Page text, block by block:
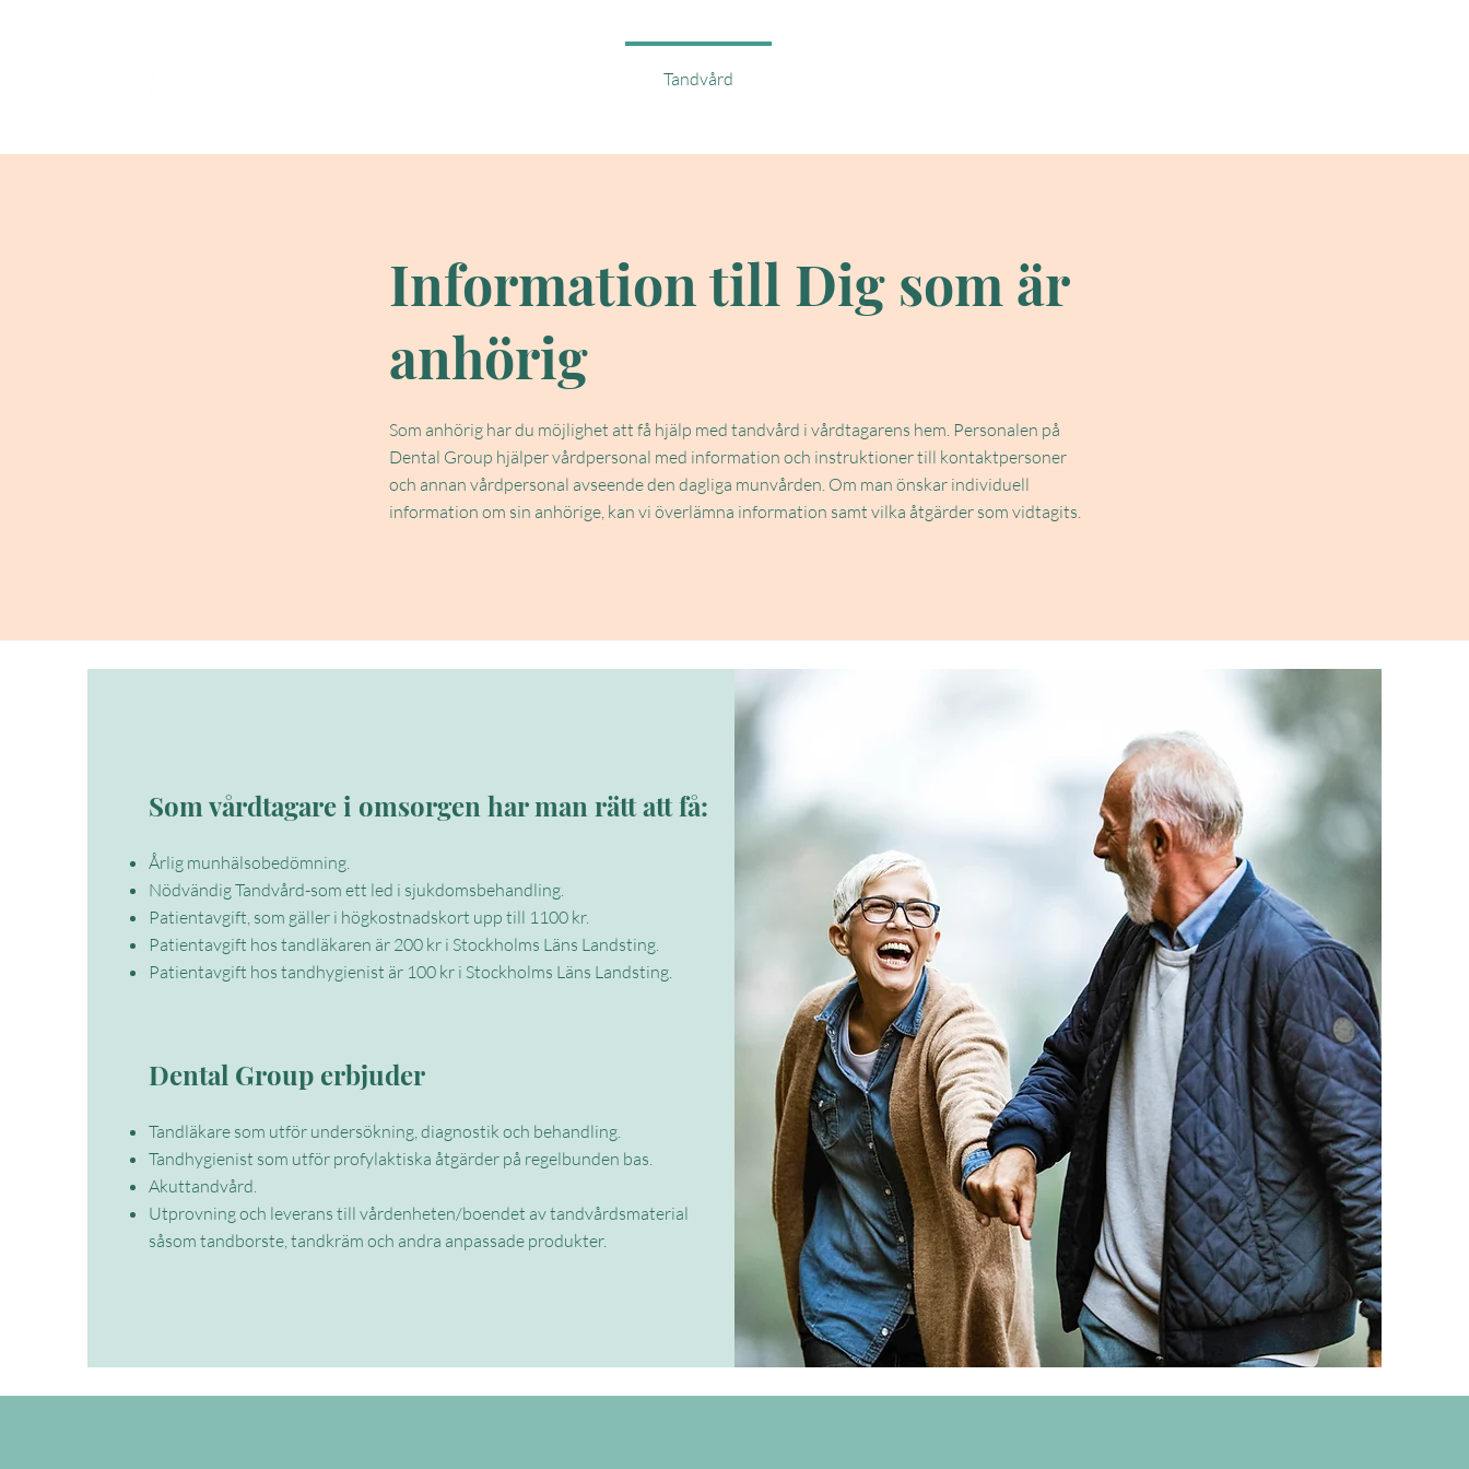
Tandvård
Information till Dig som är
anhörig
Som anhörig har du möjlighet att få hjälp med tandvård i vårdtagarens hem. Personalen på
Dental Group hjälper vårdpersonal med information och instruktioner till kontaktpersoner
och annan vårdpersonal avseende den dagliga munvården. Om man önskar individuell
information om sin anhörige, kan vi överlämna information samt vilka åtgärder som vidtagits.
Som vårdtagare i omsorgen har man rätt att få:
Årlig munhälsobedömning.
Nödvändig Tandvård-som ett led i sjukdomsbehandling.
Patientavgift, som gäller i högkostnadskort upp till 1100 kr.
Patientavgift hos tandläkaren är 200 kr i Stockholms Läns Landsting.
Patientavgift hos tandhygienist är 100 kr i Stockholms Läns Landsting.
Dental Group erbjuder
Tandläkare som utför undersökning, diagnostik och behandling.
Tandhygienist som utför profylaktiska åtgärder på regelbunden bas.
Akuttandvård.
Utprovning och leverans till vårdenheten/boendet av tandvårdsmaterial
såsom tandborste, tandkräm och andra anpassade produkter.